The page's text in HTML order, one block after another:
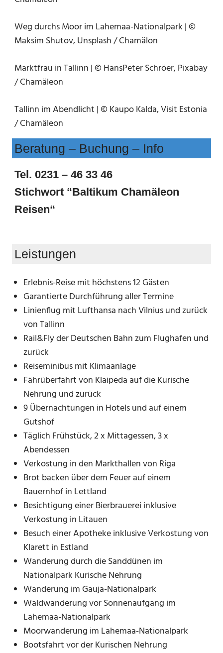
Weg durchs Moor im Lahemaa-Nationalpark | ©
Maksim Shutov, Unsplash / Chamälon
Marktfrau in Tallinn | © HansPeter Schröer, Pixabay
/ Chamäleon
Tallinn im Abendlicht | © Kaupo Kalda, Visit Estonia
/ Chamäleon
Beratung – Buchung – Info
Tel. 0231 – 46 33 46
Stichwort “Baltikum Chamäleon
Reisen“
Leistungen
Erlebnis-Reise mit höchstens 12 Gästen
Garantierte Durchführung aller Termine
Linienflug mit Lufthansa nach Vilnius und zurück
von Tallinn
Rail&Fly der Deutschen Bahn zum Flughafen und
zurück
Reiseminibus mit Klimaanlage
Fährüberfahrt von Klaipeda auf die Kurische
Nehrung und zurück
9 Übernachtungen in Hotels und auf einem
Gutshof
Täglich Frühstück, 2 x Mittagessen, 3 x
Abendessen
Verkostung in den Markthallen von Riga
Brot backen über dem Feuer auf einem
Bauernhof in Lettland
Besichtigung einer Bierbrauerei inklusive
Verkostung in Litauen
Besuch einer Apotheke inklusive Verkostung von
Klarett in Estland
Wanderung durch die Sanddünen im
Nationalpark Kurische Nehrung
Wanderung im Gauja-Nationalpark
Waldwanderung vor Sonnenaufgang im
Lahemaa-Nationalpark
Moorwanderung im Lahemaa-Nationalpark
Bootsfahrt vor der Kurischen Nehrung